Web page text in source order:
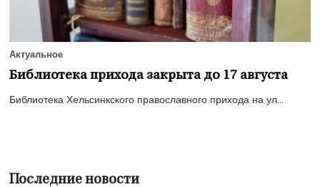
Актуальное
Библиотека прихода закрыта до 17 августа
Библиотека Хельсинкского православного прихода на ул...
Последние новости